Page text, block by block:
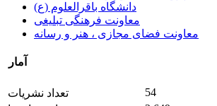
دانشگاه باقرالعلوم (ع)
معاونت فرهنگی تبلیغی
معاونت فضای مجازی ، هنر و رسانه
آمار
تعداد نشریات
54